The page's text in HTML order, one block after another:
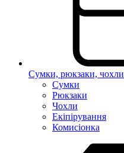
Сумки, рюкзаки, чохли
Сумки
Рюкзаки
Чохли
Екіпірування
Комисіонка